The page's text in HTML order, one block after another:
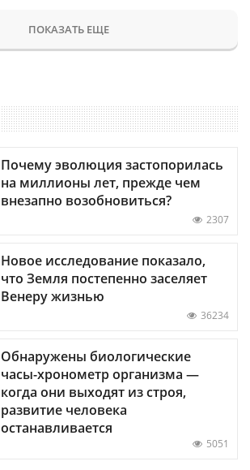
ПОКАЗАТЬ ЕЩЕ
Почему эволюция застопорилась
на миллионы лет, прежде чем
внезапно возобновиться?
2307
Новое исследование показало,
что Земля постепенно заселяет
Венеру жизнью
36234
Обнаружены биологические
часы-хронометр организма —
когда они выходят из строя,
развитие человека
останавливается
5051